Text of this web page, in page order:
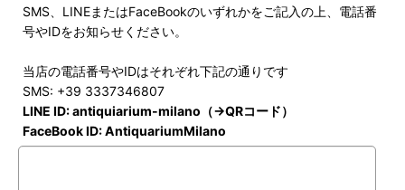
SMS、LINEまたはFaceBookのいずれかをご記入の上、電話番
号やIDをお知らせください。
当店の電話番号やIDはそれぞれ下記の通りです
SMS: +39 3337346807
LINE ID:antiquiarium-milano（→QRコード）
FaceBook ID: AntiquariumMilano